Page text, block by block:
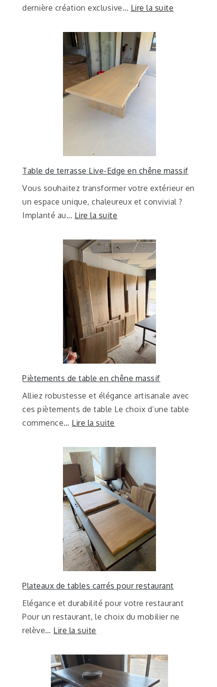
dernière création exclusive… Lire la suite
Table de terrasse Live-Edge en chêne massif
Vous souhaitez transformer votre extérieur en
un espace unique, chaleureux et convivial ?
Implanté au… Lire la suite
Piètements de table en chêne massif
Alliez robustesse et élégance artisanale avec
ces piètements de table Le choix d’une table
commence… Lire la suite
Plateaux de tables carrés pour restaurant
Elégance et durabilité pour votre restaurant
Pour un restaurant, le choix du mobilier ne
relève… Lire la suite